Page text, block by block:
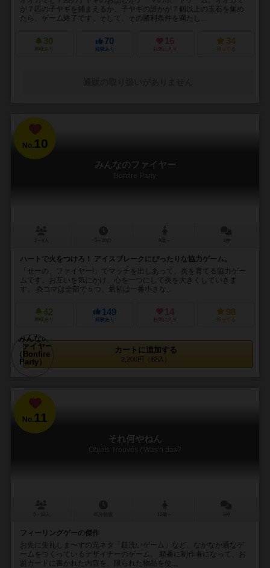
が７匹の子ヤギを捕まえるか、子ヤギの誰かが７個以上の玉石を集め
たら、ゲーム終了です。そして、その勝利条件を満たし...
30
興味あり
70
経験あり
16
お気に入り
34
持ってる
No. 10
みんなのファイヤー
Bonfire Party
ハートで火をつけろ！ アイスブレークにぴったりな協力ゲーム。
「せーの、ファイヤー!」でマッチを出しあって、炎を育てる協力ゲー
ムです。お互いを気にかけ、心を一つにして炎を大きくしていきま
す。 炎コマは全部で５つ、最初は一番小さな...
42
興味あり
149
経験あり
14
お気に入り
98
持ってる
カートに追加する
2,200円（税込）
No.11
それ何やねん
Objets Trouvés / Was'n das?
フィーリングゲーの傑作
お先に失礼しま〜すの元ネタ「皿洗いゲーム」など、なかなか通なゲ
ームをつくっているデザイナーのゲーム。 順番に制作者になって、お
題カードに書かれた内容を、限られた物品を使...